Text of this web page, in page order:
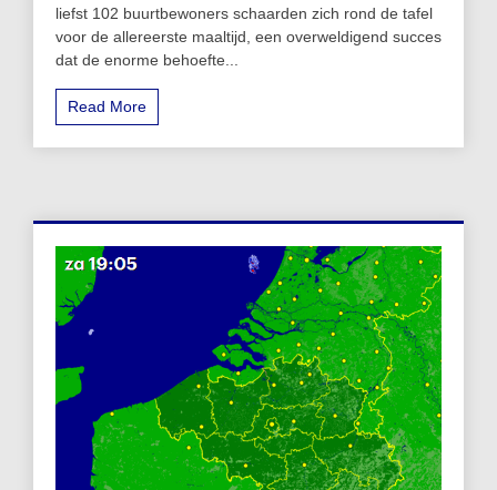
liefst 102 buurtbewoners schaarden zich rond de tafel
voor de allereerste maaltijd, een overweldigend succes
dat de enorme behoefte...
Read More